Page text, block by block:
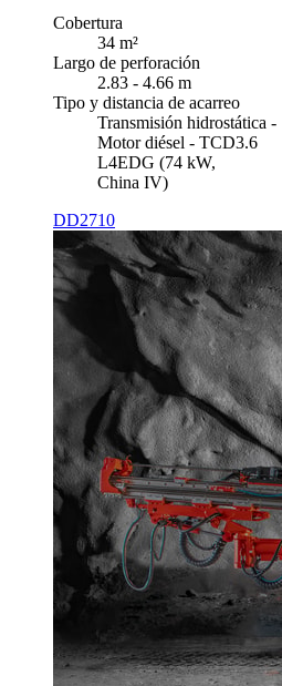
Cobertura
34 m²
Largo de perforación
2.83 - 4.66 m
Tipo y distancia de acarreo
Transmisión hidrostática -
Motor diésel - TCD3.6
L4EDG (74 kW,
China IV)
DD2710